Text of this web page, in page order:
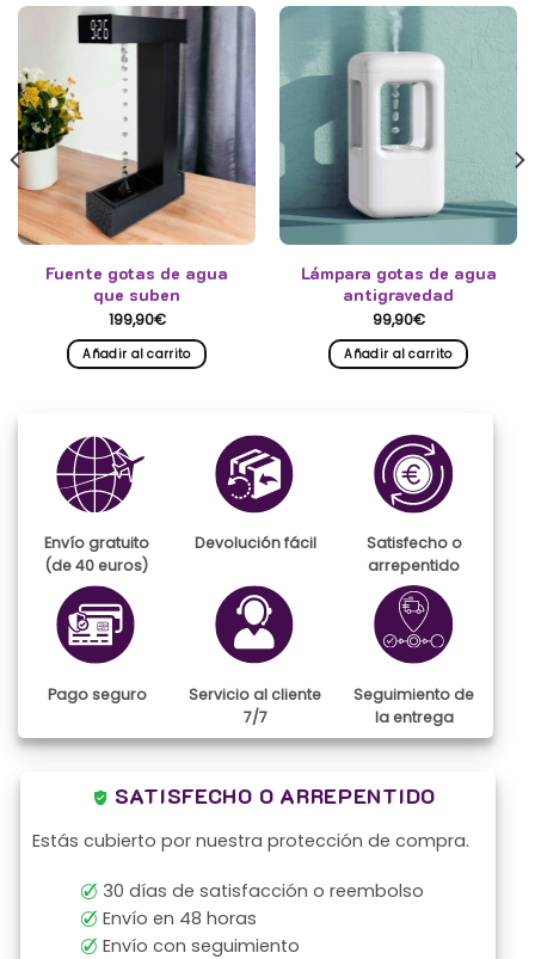
Fuente gotas de agua
que suben
199,90€
Añadir al carrito
Lámpara gotas de agua
antigravedad
99,90€
Añadir al carrito
Envío gratuito
(de 40 euros)
Devolución fácil
Satisfecho o
arrepentido
Pago seguro
Servicio al cliente
7/7
Seguimiento de
la entrega
SATISFECHO O ARREPENTIDO
Estás cubierto por nuestra protección de compra.
30 días de satisfacción o reembolso
Envío en 48 horas
Envío con seguimiento